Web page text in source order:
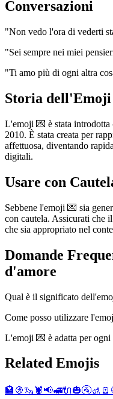
Conversazioni
"Non vedo l'ora di vederti
"Sei sempre nei miei
"Ti amo più di ogni altra
Storia
L'emoji 💌 è stata introdotta
2010. È stata creata per
affettuosa, diventando
digitali.
Usare con
Sebbene l'emoji 💌 sia
con cautela. Assicurati che
che sia appropriato nel
Domande
d'amore
Qual è il significato
Come posso utilizzare
L'emoji 💌 è adatta per
Related Emojis
🏩 🚯🦦 🦞📢🚅🔌🎃🚰🚮 🪫